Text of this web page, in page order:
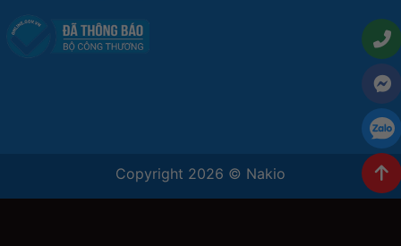
Copyright 2026 © Nakio